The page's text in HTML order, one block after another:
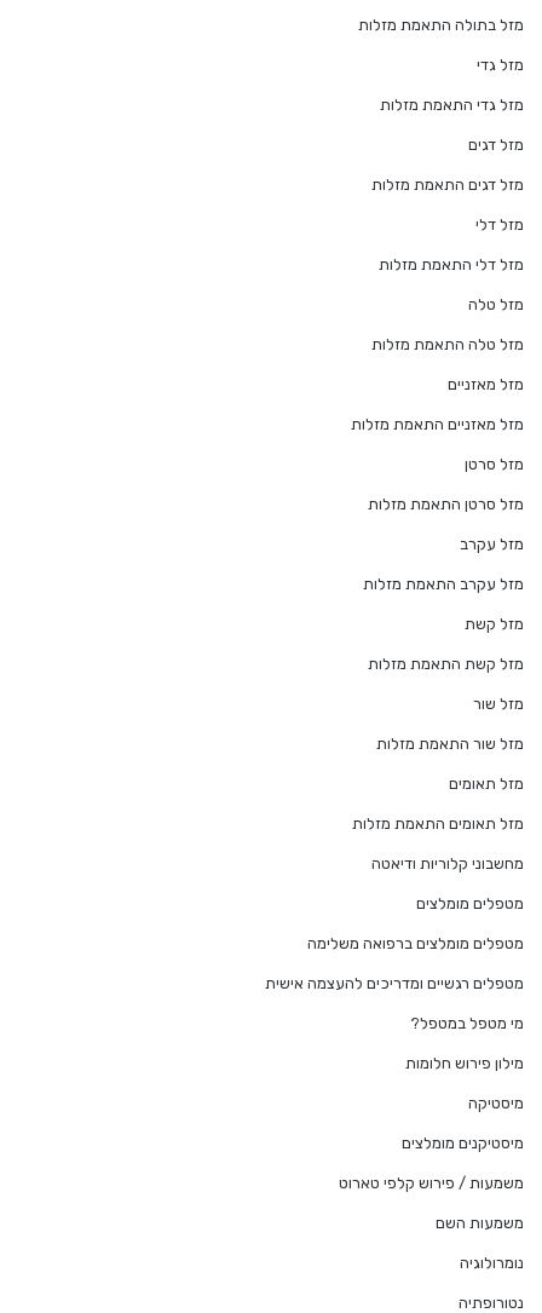
מזל בתולה התאמת מזלות
מזל גדי
מזל גדי התאמת מזלות
מזל דגים
מזל דגים התאמת מזלות
מזל דלי
מזל דלי התאמת מזלות
מזל טלה
מזל טלה התאמת מזלות
מזל מאזניים
מזל מאזניים התאמת מזלות
מזל סרטן
מזל סרטן התאמת מזלות
מזל עקרב
מזל עקרב התאמת מזלות
מזל קשת
מזל קשת התאמת מזלות
מזל שור
מזל שור התאמת מזלות
מזל תאומים
מזל תאומים התאמת מזלות
מחשבוני קלוריות ודיאטה
מטפלים מומלצים
מטפלים מומלצים ברפואה משלימה
מטפלים רגשיים ומדריכים להעצמה אישית
מי מטפל במטפל?
מילון פירוש חלומות
מיסטיקה
מיסטיקנים מומלצים
משמעות / פירוש קלפי טארוט
משמעות השם
נומרולוגיה
נטורופתיה